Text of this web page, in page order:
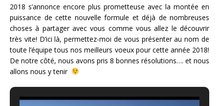
2018 s’annonce encore plus prometteuse avec la montée en
puissance de cette nouvelle formule et déjà de nombreuses
choses à partager avec vous comme vous allez le découvrir
très vite! D’ici là, permettez-moi de vous présenter au nom de
toute l’équipe tous nos meilleurs voeux pour cette année 2018!
De notre côté, nous avons pris 8 bonnes résolutions…. et nous
allons nous y tenir